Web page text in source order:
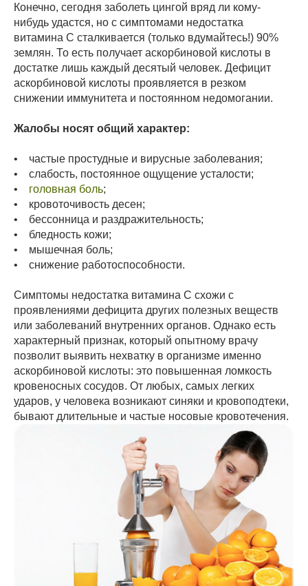
Конечно, сегодня заболеть цингой вряд ли кому-
нибудь удастся, но с симптомами недостатка
витамина С сталкивается (только вдумайтесь!) 90%
землян. То есть получает аскорбиновой кислоты в
достатке лишь каждый десятый человек. Дефицит
аскорбиновой кислоты проявляется в резком
снижении иммунитета и постоянном недомогании.
Жалобы носят общий характер:
• частые простудные и вирусные заболевания;
• слабость, постоянное ощущение усталости;
• головная боль;
• кровоточивость десен;
• бессонница и раздражительность;
• бледность кожи;
• мышечная боль;
• снижение работоспособности.
Симптомы недостатка витамина С схожи с
проявлениями дефицита других полезных веществ
или заболеваний внутренних органов. Однако есть
характерный признак, который опытному врачу
позволит выявить нехватку в организме именно
аскорбиновой кислоты: это повышенная ломкость
кровеносных сосудов. От любых, самых легких
ударов, у человека возникают синяки и кровоподтеки,
бывают длительные и частые носовые кровотечения.